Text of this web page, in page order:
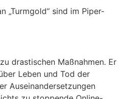
„Turmgold“ sind im Piper-
drastischen Maßnahmen. Er
Leben und Tod der
Auseinandersetzungen